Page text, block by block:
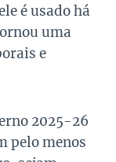
é usado há
uma
e
2025-26
pelo menos